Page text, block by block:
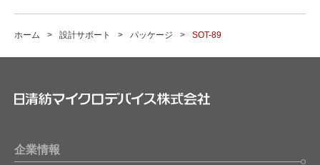
ホーム 設計サポート パッケージ SOT-89
企業情報